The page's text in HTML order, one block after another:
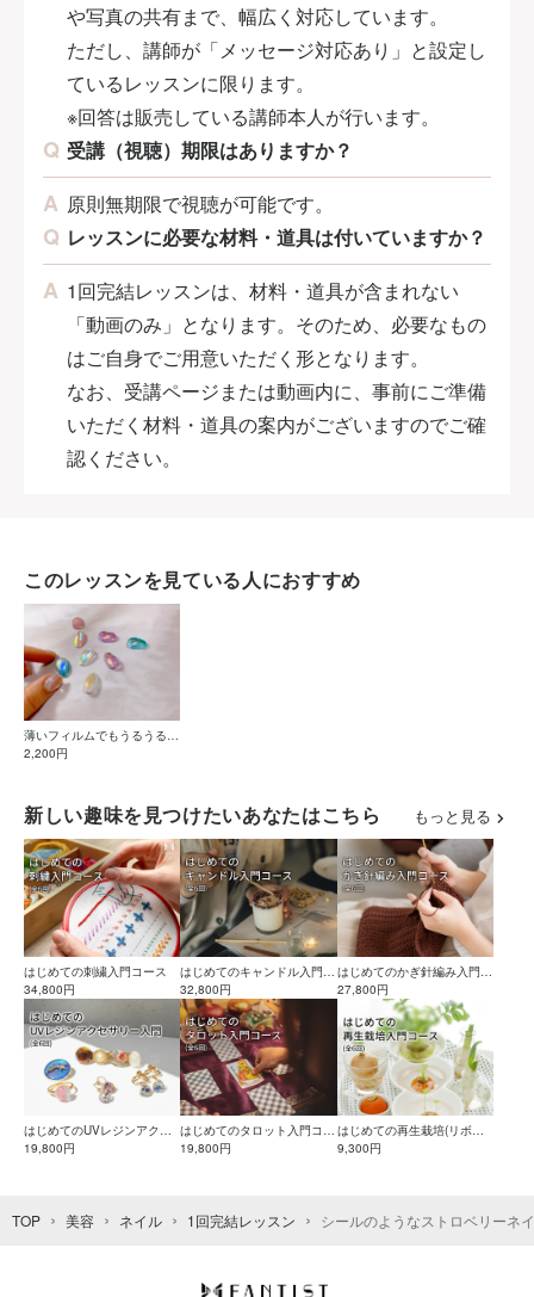
や写真の共有まで、幅広く対応しています。
ただし、講師が「メッセージ対応あり」と設定し
ているレッスンに限ります。
※回答は販売している講師本人が行います。
受講（視聴）期限はありますか？
原則無期限で視聴が可能です。
レッスンに必要な材料・道具は付いていますか？
1回完結レッスンは、材料・道具が含まれない
「動画のみ」となります。そのため、必要なもの
はご自身でご用意いただく形となります。
なお、受講ページまたは動画内に、事前にご準備
いただく材料・道具の案内がございますのでご確
認ください。
このレッスンを見ている人におすすめ
薄いフィルムでもうるうるに
作れる！キャンディみたいな
2,200円
新しい趣味を見つけたいあなたはこちら もっと見る
はじめての刺繍入門コース
34,800円
はじめてのキャンドル入門コ
ース
32,800円
はじめてのかぎ針編み入門コ
ース
27,800円
はじめてのUVレジンアクセ
サリー入門コース
19,800円
はじめてのタロット入門コー
ス
19,800円
はじめての再生栽培(リボベ
ジ)入門コース
9,300円
TOP 美容 ネイル 1回完結レッスン シールのようなストロベリーネ